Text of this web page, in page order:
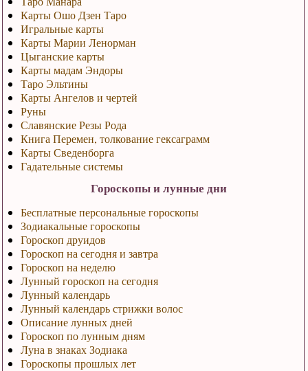
Карты Ошо Дзен Таро
Игральные карты
Карты Марии Ленорман
Цыганские карты
Карты мадам Эндоры
Таро Эльтины
Карты Ангелов и чертей
Руны
Славянские Резы Рода
Книга Перемен, толкование гексаграмм
Карты Сведенборга
Гадательные системы
Гороскопы и лунные дни
Бесплатные персональные гороскопы
Зодиакальные гороскопы
Гороскоп друидов
Гороскоп на сегодня и завтра
Гороскоп на неделю
Лунный гороскоп на сегодня
Лунный календарь
Лунный календарь стрижки волос
Описание лунных дней
Гороскоп по лунным дням
Луна в знаках Зодиака
Гороскопы прошлых лет